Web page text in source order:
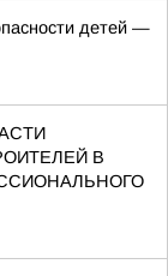
детей —
В